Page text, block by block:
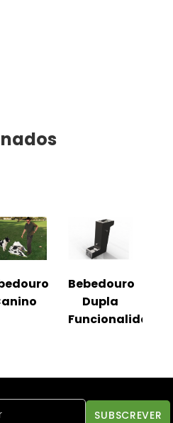
Bebedouro
Dupla
Funcionalidade